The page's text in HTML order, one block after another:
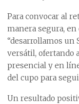
Para convocar al
manera segura,
“desarrollamos un
versátil, ofertando
presencial y en
del cupo para
Un resultado